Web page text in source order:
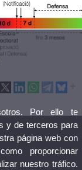
Por ello te
y de terceros para
página web con
proporcionar
nuestro tráfico.